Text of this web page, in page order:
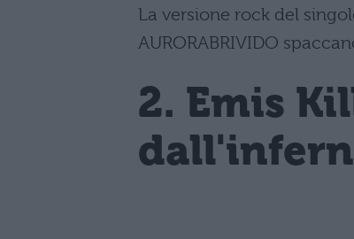
La versione rock del
AURORABRIVIDO
2. Emis